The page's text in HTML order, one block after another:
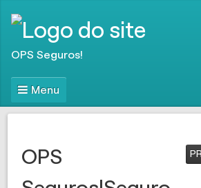
OPS Seguros!
Menu
OPS